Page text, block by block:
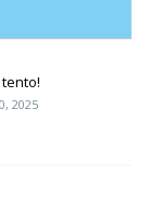
2025